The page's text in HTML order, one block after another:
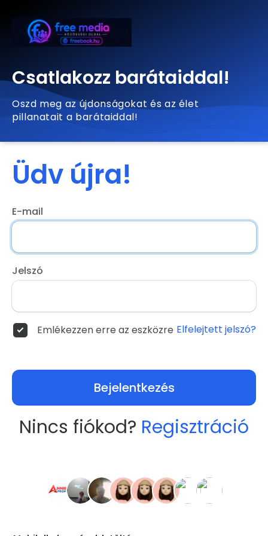
Csatlakozz barátaiddal!
Oszd meg az újdonságokat és az élet
pillanatait a barátaiddal!
Üdv újra!
E-mail
Jelszó
Emlékezzen erre az eszközre Elfelejtett jelszó?
Bejelentkezés
Nincs fiókod? Regisztráció